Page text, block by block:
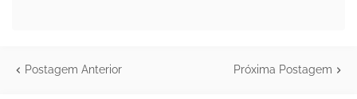
Postagem Anterior Próxima Postagem